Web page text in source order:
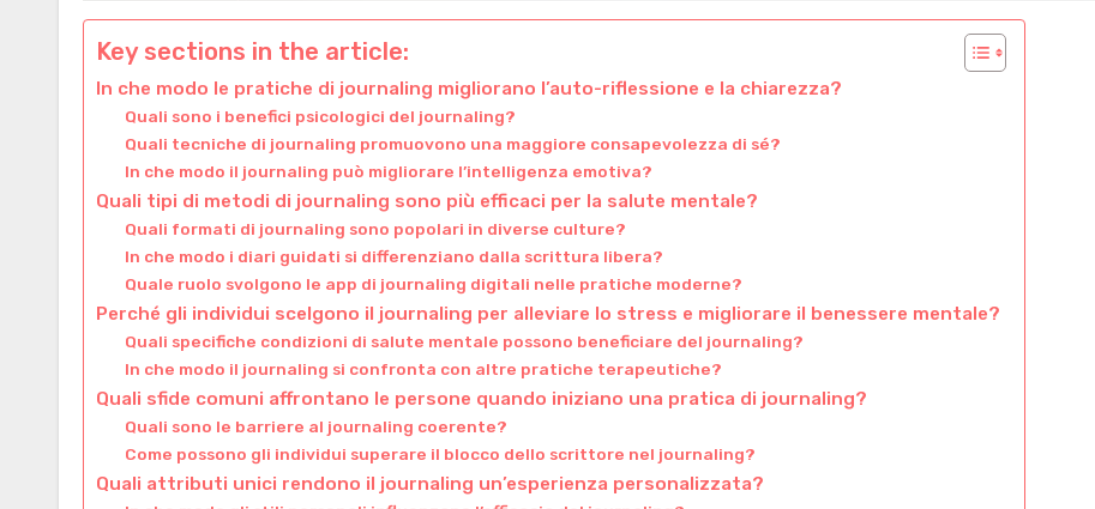
Key sections in the article:
In che modo le pratiche di journaling migliorano l’auto-riflessione e la chiarezza?
Quali sono i benefici psicologici del journaling?
Quali tecniche di journaling promuovono una maggiore consapevolezza di sé?
In che modo il journaling può migliorare l’intelligenza emotiva?
Quali tipi di metodi di journaling sono più efficaci per la salute mentale?
Quali formati di journaling sono popolari in diverse culture?
In che modo i diari guidati si differenziano dalla scrittura libera?
Quale ruolo svolgono le app di journaling digitali nelle pratiche moderne?
Perché gli individui scelgono il journaling per alleviare lo stress e migliorare il benessere mentale?
Quali specifiche condizioni di salute mentale possono beneficiare del journaling?
In che modo il journaling si confronta con altre pratiche terapeutiche?
Quali sfide comuni affrontano le persone quando iniziano una pratica di journaling?
Quali sono le barriere al journaling coerente?
Come possono gli individui superare il blocco dello scrittore nel journaling?
Quali attributi unici rendono il journaling un’esperienza personalizzata?